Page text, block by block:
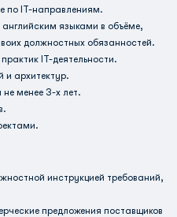
по IT-направлениям.
языками в объёме,
должностных обязанностей.
IT-деятельности.
и архитектур.
менее 3-х лет.
инструкцией требований,
предложения поставщиков